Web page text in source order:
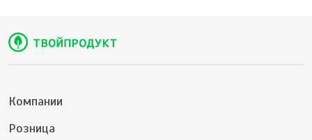
Компании
Розница